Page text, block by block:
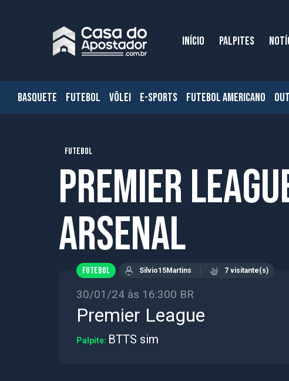
INÍCIO PALPITES
BASQUETE FUTEBOL VÔLEI E-SPORTS FUTEBOL AMERICANO
FUTEBOL
Premier
Arsenal
FUTEBOL Silvio15Martins 7 visitante(s)
30/01/24 às 16:300 BR
Premier League
Palpite: BTTS sim